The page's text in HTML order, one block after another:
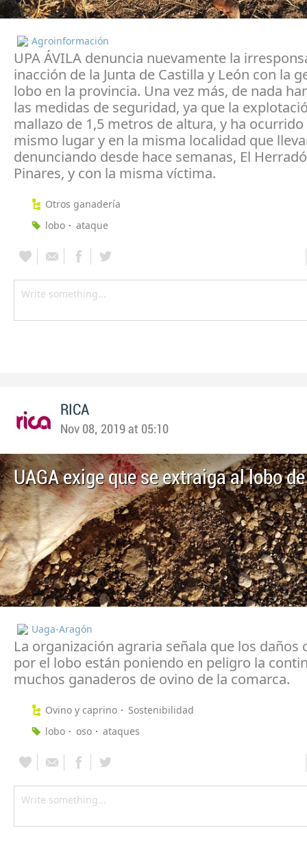
Agroinformación
UPA ÁVILA denuncia nuevamente la
inacción de la Junta de Castilla y León con la
lobo en la provincia. Una vez más, de nada
las medidas de seguridad, ya que la
mallazo de 1,5 metros de altura, y ha ocurrido
mismo lugar y en la misma localidad que
denunciando desde hace semanas, El
Pinares, y con la misma víctima.
Otros ganadería
lobo
ataque
RICA
Nov 08, 2019 at 05:10
UAGA exige que se extraiga al lobo
Uaga-Aragón
La organización agraria señala que los daños
por el lobo están poniendo en peligro la
muchos ganaderos de ovino de la comarca.
Ovino y caprino
Sostenibilidad
lobo
oso ataques